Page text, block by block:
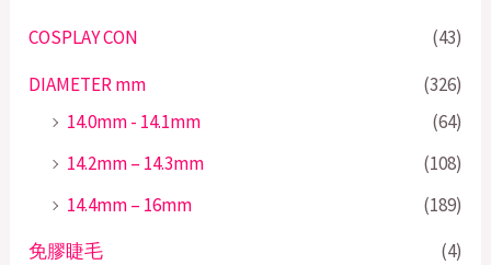
COSPLAY CON
(43)
DIAMETER mm
(326)
14.0mm - 14.1mm
(64)
14.2mm – 14.3mm
(108)
14.4mm – 16mm
(189)
免膠睫毛
(4)